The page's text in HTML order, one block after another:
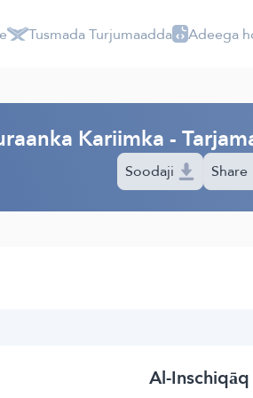
Tusmada Turjumaadda Adeega
Kariimka -
Soodaji Share
Al-Inschiqāq